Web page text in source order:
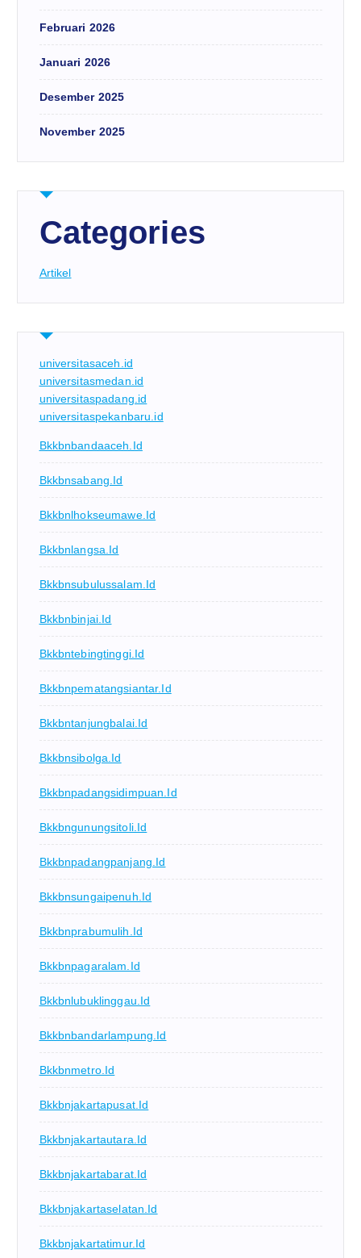
Februari 2026
Januari 2026
Desember 2025
November 2025
Categories
Artikel
universitasaceh.id
universitasmedan.id
universitaspadang.id
universitaspekanbaru.id
Bkkbnbandaaceh.id
Bkkbnsabang.id
Bkkbnlhokseumawe.id
Bkkbnlangsa.id
Bkkbnsubulussalam.id
Bkkbnbinjai.id
Bkkbntebingtinggi.id
Bkkbnpematangsiantar.id
Bkkbntanjungbalai.id
Bkkbnsibolga.id
Bkkbnpadangsidimpuan.id
Bkkbngunungsitoli.id
Bkkbnpadangpanjang.id
Bkkbnsungaipenuh.id
Bkkbnprabumulih.id
Bkkbnpagaralam.id
Bkkbnlubuklinggau.id
Bkkbnbandarlampung.id
Bkkbnmetro.id
Bkkbnjakartapusat.id
Bkkbnjakartautara.id
Bkkbnjakartabarat.id
Bkkbnjakartaselatan.id
Bkkbnjakartatimur.id